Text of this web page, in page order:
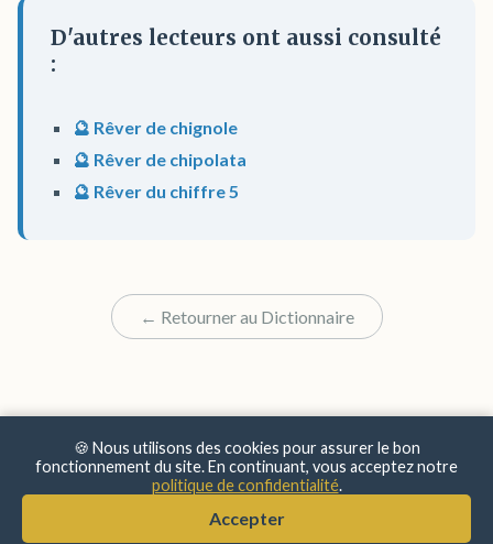
D'autres lecteurs ont aussi consulté
:
🔮 Rêver de chignole
🔮 Rêver de chipolata
🔮 Rêver du chiffre 5
← Retourner au Dictionnaire
Confidentialité
🍪 Nous utilisons des cookies pour assurer le bon
fonctionnement du site. En continuant, vous acceptez notre
politique de confidentialité.
Accepter